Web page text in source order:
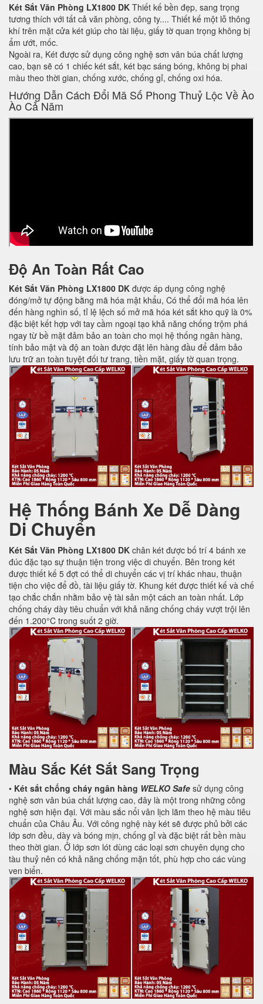
Két Sắt Văn Phòng LX1800 DK Thiết kế bền đẹp, sang trọng
tương thích với tất cả văn phòng, công ty.... Thiết kế một lỗ thông
khí trên mặt cửa két giúp cho tài liệu, giấy tờ quan trọng không bị
ẩm ướt, mốc.
Ngoài ra, Két được sử dụng công nghệ sơn vân búa chất lượng
cao, bạn sẽ có 1 chiếc két sắt, két bạc sáng bóng, không bị phai
màu theo thời gian, chống xước, chống gỉ, chống oxi hóa.
Hướng Dẫn Cách Đổi Mã Số Phong Thuỷ Lộc Về Ào
Ào Cả Năm
Độ An Toàn Rất Cao
Két Sắt Văn Phòng LX1800 DK được áp dụng công nghệ
đóng/mở tự động bằng mã hóa mật khẩu, Có thể đổi mã hóa lên
đến hàng nghìn số, tỉ lệ lệch số mở mã hóa két sắt kho quỹ là 0%
đặc biệt kết hợp với tay cầm ngoại tạo khả năng chống trộm phá
ngay từ bề mặt đảm bảo an toàn cho mọi hệ thống ngân hàng,
tính bảo mật và độ an toàn được đặt lên hàng đầu để đảm bảo
lưu trữ an toàn tuyệt đối tư trang, tiền mặt, giấy tờ quan trọng.
Hệ Thống Bánh Xe Dễ Dàng
Di Chuyển
Két Sắt Văn Phòng LX1800 DK chân két được bố trí 4 bánh xe
đúc đặc tạo sự thuận tiện trong việc di chuyển. Bên trong két
được thiết kế 5 đợt có thể di chuyển các vị trí khác nhau, thuận
tiện cho việc để đồ, tài liệu giấy tờ. Khung két được thiết kế và chế
tạo chắc chắn nhằm bảo vệ tài sản một cách an toàn nhất. Lớp
chống cháy dày tiêu chuẩn với khả năng chống cháy vượt trội lên
đến 1.200°C trong suốt 2 giờ.
Màu Sắc Két Sắt Sang Trọng
• Két sắt chống cháy ngân hàng WELKO Safe sử dụng công
nghệ sơn vân búa chất lượng cao, đây là một trong những công
nghệ sơn hiện đại. Với màu sắc nổi vân lịch lãm theo hệ màu tiêu
chuẩn của Châu Âu. Với công nghệ này két sẽ được phủ bởi các
lớp sơn đều, dày và bóng mịn, chống gỉ và đặc biệt rất bền màu
theo thời gian. Ở lớp sơn lót dùng các loại sơn chuyên dụng cho
tàu thuỷ nên có khả năng chống mặn tốt, phù hợp cho các vùng
ven biển.